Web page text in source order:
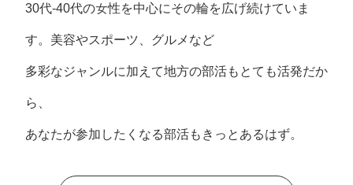
30代-40代の女性を中⼼にその輪を広げ続けていま
す。美容やスポーツ、グルメなど
多彩なジャンルに加えて地方の部活もとても活発だか
ら、
あなたが参加したくなる部活もきっとあるはず。